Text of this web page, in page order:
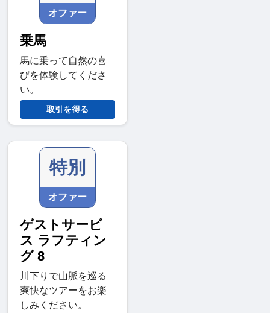
オファー
乗馬
馬に乗って自然の喜
びを体験してくださ
い。
取引を得る
特別
オファー
ゲストサービ
ス ラフティン
グ 8
川下りで山脈を巡る
爽快なツアーをお楽
しみください。